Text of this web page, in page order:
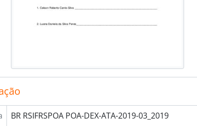
BR RSIFRSPOA POA-DEX-ATA-2019-03_2019